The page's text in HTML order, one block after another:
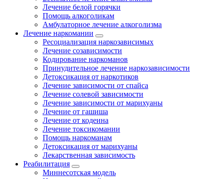
Лечение белой горячки
Помощь алкоголикам
Амбулаторное лечение алкоголизма
Лечение наркомании
Ресоциализация наркозависимых
Лечение созависимости
Кодирование наркоманов
Принудительное лечение наркозависимости
Детоксикация от наркотиков
Лечение зависимости от спайса
Лечение солевой зависимости
Лечение зависимости от марихуаны
Лечение от гашиша
Лечение от кодеина
Лечение токсикомании
Помощь наркоманам
Детоксикация от марихуаны
Лекарственная зависимость
Реабилитация
Миннесотская модель